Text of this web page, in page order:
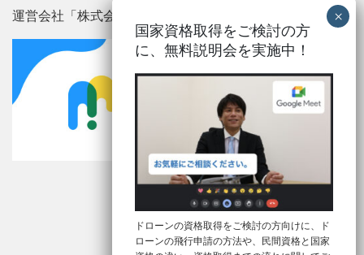
運営会社「株式会社メルタ」
国家資格取得をご検討の方
に、 無料説明会を実施中！
ドローンの資格取得をご検討の方向けに、ド
ローンの飛行申請の方法や、民間資格と国家